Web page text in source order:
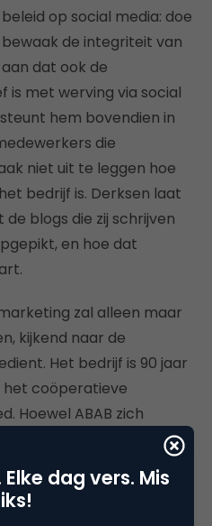
op social media: doe
de integriteit van
dat ook de
is met werving via social
hem bovendien in
die
niet uit te leggen hoe
bedrijf is. Derksen laat
de blogs die zij schrijven
en hoe dat
zal alleen maar
kijkend naar de
Het bedrijf is 90 jaar
coöperatieve
Hoewel ABAB zich
MKB in de breedte richt,
haar klanten nog in de
soort traditionele
dat ze zich nog
dag vers. Mis